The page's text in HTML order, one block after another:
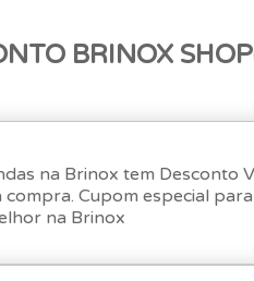
BRINOX SHOP
na Brinox tem Desconto
compra. Cupom especial
na Brinox